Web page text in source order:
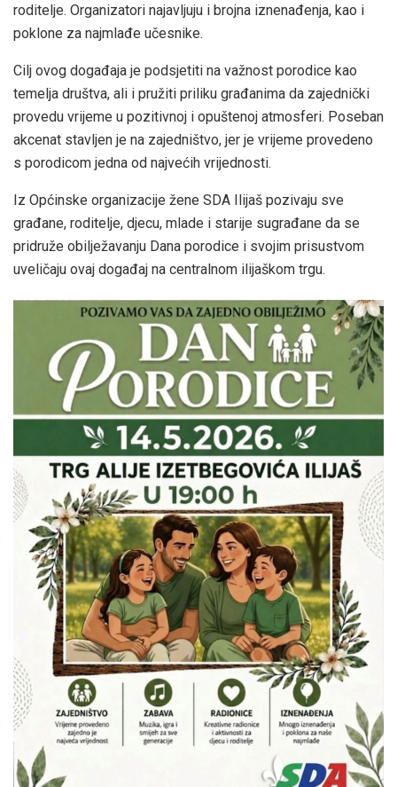
roditelje. Organizatori najavljuju i brojna iznenađenja, kao i
poklone za najmlađe učesnike.
Cilj ovog događaja je podsjetiti na važnost porodice kao
temelja društva, ali i pružiti priliku građanima da zajednički
provedu vrijeme u pozitivnoj i opuštenoj atmosferi. Poseban
akcenat stavljen je na zajedništvo, jer je vrijeme provedeno
s porodicom jedna od najvećih vrijednosti.
Iz Općinske organizacije žene SDA Ilijaš pozivaju sve
građane, roditelje, djecu, mlade i starije sugrađane da se
pridruže obilježavanju Dana porodice i svojim prisustvom
uveličaju ovaj događaj na centralnom ilijaškom trgu.